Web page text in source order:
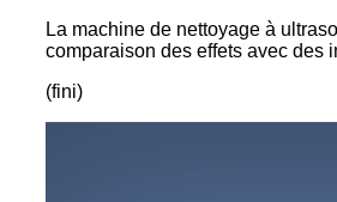
La machine de nettoyage à
comparaison des effets avec des
(fini)